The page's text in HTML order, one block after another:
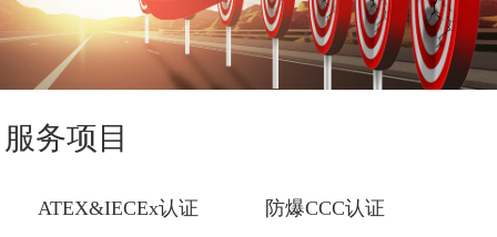
服务项目
ATEX&IECEx认证 防爆CCC认证